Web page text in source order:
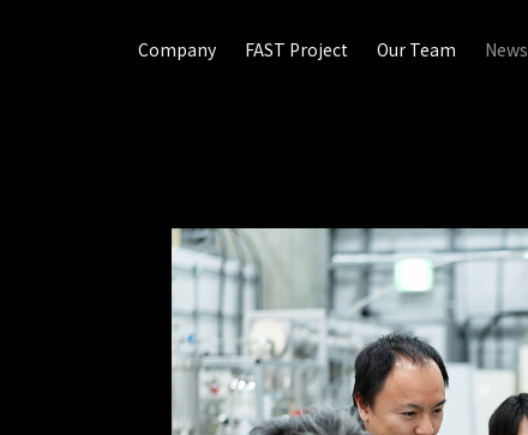
Company FAST Project Our Team News